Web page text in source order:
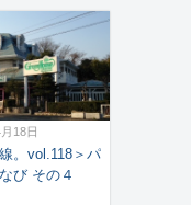
18日
。vol.118＞パ
び その４